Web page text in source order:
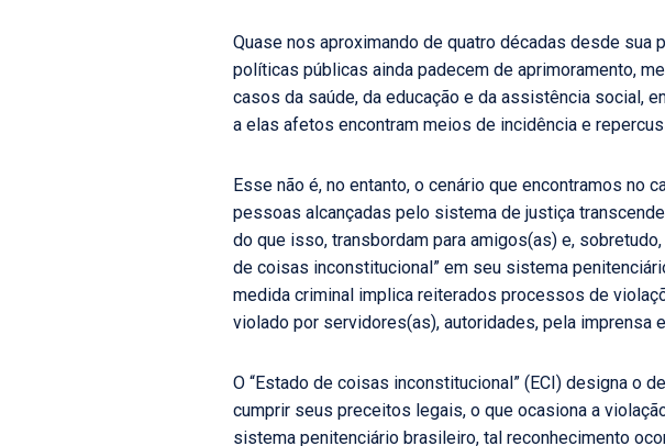
Quase nos aproximando de quatro décadas desde
políticas públicas ainda padecem de aprimoramento,
casos da saúde, da educação e da assistência social,
a elas afetos encontram meios de incidência e
Esse não é, no entanto, o cenário que encontramos
pessoas alcançadas pelo sistema de justiça
do que isso, transbordam para amigos(as) e,
de coisas inconstitucional” em seu sistema
medida criminal implica reiterados processos de
violado por servidores(as), autoridades, pela imprensa
O “Estado de coisas inconstitucional” (ECI) designa o
cumprir seus preceitos legais, o que ocasiona a
sistema penitenciário brasileiro, tal reconhecimento